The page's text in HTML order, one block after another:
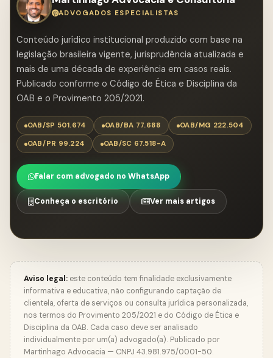
ADVOGADOS ESPECIALISTAS
Conteúdo jurídico institucional produzido com base na
legislação brasileira vigente, jurisprudência atualizada e
mais de uma década de experiência em casos reais.
Publicado conforme o Código de Ética e Disciplina da
OAB e o Provimento 205/2021.
OAB/SP 501.674 OAB/BA 77.688
OAB/MG 222.504
OAB/PR 99.224
OAB/SC 67.518-A
Falar com advogado no WhatsApp
Conheça o escritório Ver mais artigos
Aviso legal: este conteúdo tem finalidade exclusivamente
informativa e educativa, não configurando captação de
clientela, oferta de serviços ou consulta jurídica personalizada,
nos termos do Provimento 205/2021 e do Código de Ética e
Disciplina da OAB. Cada caso deve ser analisado
individualmente por um(a) advogado(a). Publicado por
Martinhago Advocacia — CNPJ 43.981.975/0001-50.